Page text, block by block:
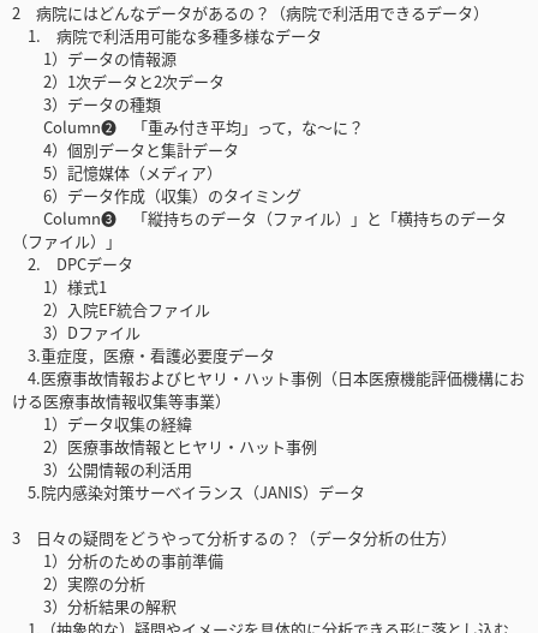
2 病院にはどんなデータがあるの？（病院で利活用できるデータ）
1. 病院で利活用可能な多種多様なデータ
1）データの情報源
2）1次データと2次データ
3）データの種類
Column❷ 「重み付き平均」って，な〜に？
4）個別データと集計データ
5）記憶媒体（メディア）
6）データ作成（収集）のタイミング
Column❸ 「縦持ちのデータ（ファイル）」と「横持ちのデータ
（ファイル）」
2. DPCデータ
1）様式1
2）入院EF統合ファイル
3）Dファイル
3.重症度，医療・看護必要度データ
4.医療事故情報およびヒヤリ・ハット事例（日本医療機能評価機構にお
ける医療事故情報収集等事業）
1）データ収集の経緯
2）医療事故情報とヒヤリ・ハット事例
3）公開情報の利活用
5.院内感染対策サーベイランス（JANIS）データ
3 日々の疑問をどうやって分析するの？（データ分析の仕方）
1）分析のための事前準備
2）実際の分析
3）分析結果の解釈